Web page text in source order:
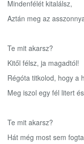
Mindenfélét kitalálsz,
Aztán meg az
Te mit akarsz?
Kitől félsz, ja magadtól!
Régóta titkolod, hogy a
Meg iszol egy fél litert
Te mit akarsz?
Hát még most sem